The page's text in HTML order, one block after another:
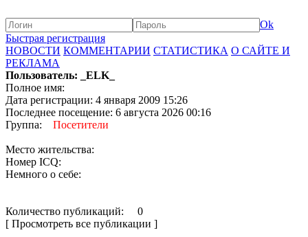
Ok
Быстрая регистрация
НОВОСТИ КОММЕНТАРИИ СТАТИСТИКА О САЙТЕ И
РЕКЛАМА
Пользователь: _ELK_
Полное имя:
Дата регистрации: 4 января 2009 15:26
Последнее посещение: 6 августа 2026 00:16
Группа: Посетители
Место жительства:
Номер ICQ:
Немного о себе:
Количество публикаций: 0
[ Просмотреть все публикации ]